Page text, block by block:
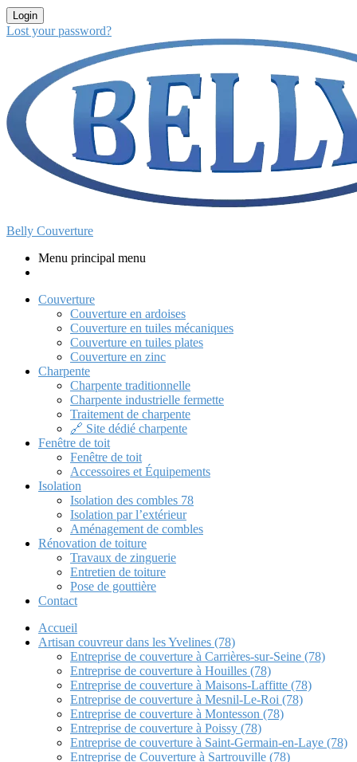
Login
Lost your password?
Belly Couverture
Menu principal menu
Couverture
Couverture en ardoises
Couverture en tuiles mécaniques
Couverture en tuiles plates
Couverture en zinc
Charpente
Charpente traditionnelle
Charpente industrielle fermette
Traitement de charpente
🔗 Site dédié charpente
Fenêtre de toit
Fenêtre de toit
Accessoires et Équipements
Isolation
Isolation des combles 78
Isolation par l’extérieur
Aménagement de combles
Rénovation de toiture
Travaux de zinguerie
Entretien de toiture
Pose de gouttière
Contact
Accueil
Artisan couvreur dans les Yvelines (78)
Entreprise de couverture à Carrières-sur-Seine (78)
Entreprise de couverture à Houilles (78)
Entreprise de couverture à Maisons-Laffitte (78)
Entreprise de couverture à Mesnil-Le-Roi (78)
Entreprise de couverture à Montesson (78)
Entreprise de couverture à Poissy (78)
Entreprise de couverture à Saint-Germain-en-Laye (78)
Entreprise de Couverture à Sartrouville (78)